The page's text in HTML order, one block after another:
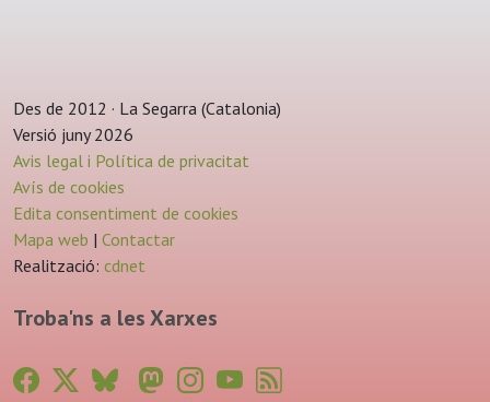
Des de 2012 · La Segarra (Catalonia)
Versió juny 2026
Avis legal i Política de privacitat
Avís de cookies
Edita consentiment de cookies
Mapa web | Contactar
Realització: cdnet
Troba'ns a les Xarxes